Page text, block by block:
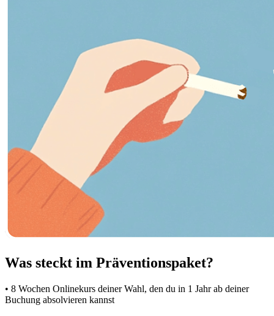
Was steckt im Präventionspaket?
• 8 Wochen Onlinekurs deiner Wahl, den du in 1 Jahr ab deiner
Buchung absolvieren kannst